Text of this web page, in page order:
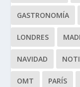
GASTRONOMÍA
LONDRES
NAVIDAD
OMT PARÍS